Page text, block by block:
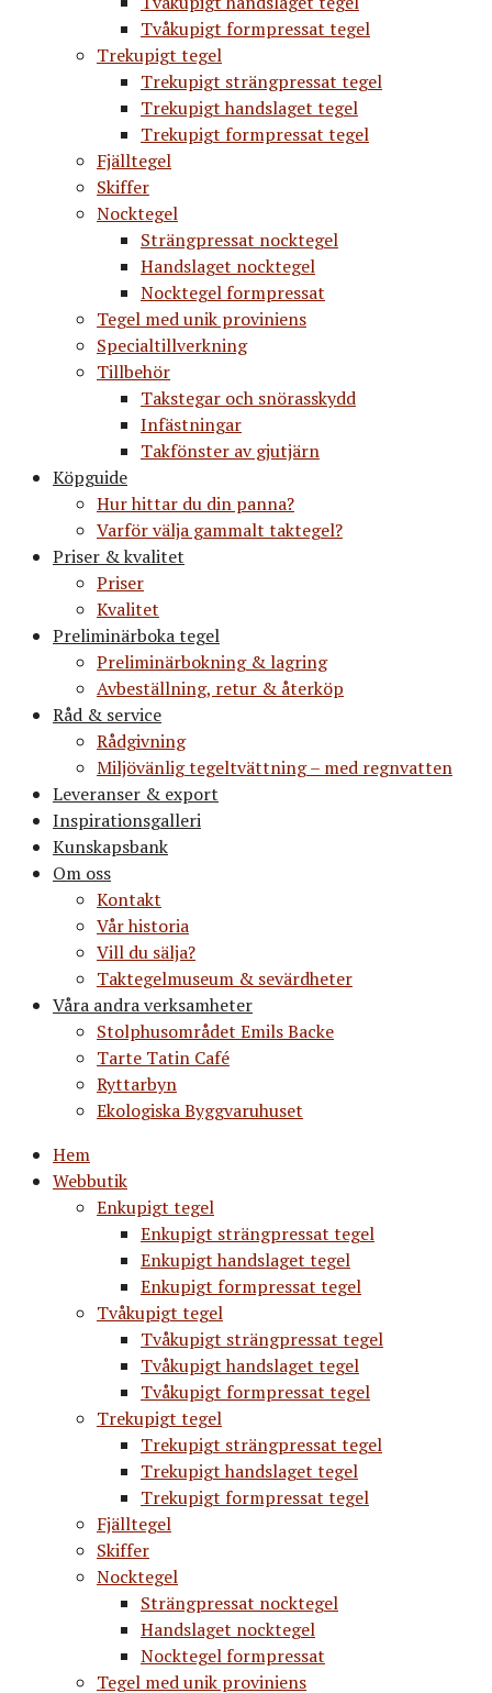
Tvåkupigt formpressat tegel
Trekupigt tegel
Trekupigt strängpressat tegel
Trekupigt handslaget tegel
Trekupigt formpressat tegel
Fjälltegel
Skiffer
Nocktegel
Strängpressat nocktegel
Handslaget nocktegel
Nocktegel formpressat
Tegel med unik proviniens
Specialtillverkning
Tillbehör
Takstegar och snörasskydd
Infästningar
Takfönster av gjutjärn
Köpguide
Hur hittar du din panna?
Varför välja gammalt taktegel?
Priser & kvalitet
Priser
Kvalitet
Preliminärboka tegel
Preliminärbokning & lagring
Avbeställning, retur & återköp
Råd & service
Rådgivning
Miljövänlig tegeltvättning – med regnvatten
Leveranser & export
Inspirationsgalleri
Kunskapsbank
Om oss
Kontakt
Vår historia
Vill du sälja?
Taktegelmuseum & sevärdheter
Våra andra verksamheter
Stolphusområdet Emils Backe
Tarte Tatin Café
Ryttarbyn
Ekologiska Byggvaruhuset
Hem
Webbutik
Enkupigt tegel
Enkupigt strängpressat tegel
Enkupigt handslaget tegel
Enkupigt formpressat tegel
Tvåkupigt tegel
Tvåkupigt strängpressat tegel
Tvåkupigt handslaget tegel
Tvåkupigt formpressat tegel
Trekupigt tegel
Trekupigt strängpressat tegel
Trekupigt handslaget tegel
Trekupigt formpressat tegel
Fjälltegel
Skiffer
Nocktegel
Strängpressat nocktegel
Handslaget nocktegel
Nocktegel formpressat
Tegel med unik proviniens